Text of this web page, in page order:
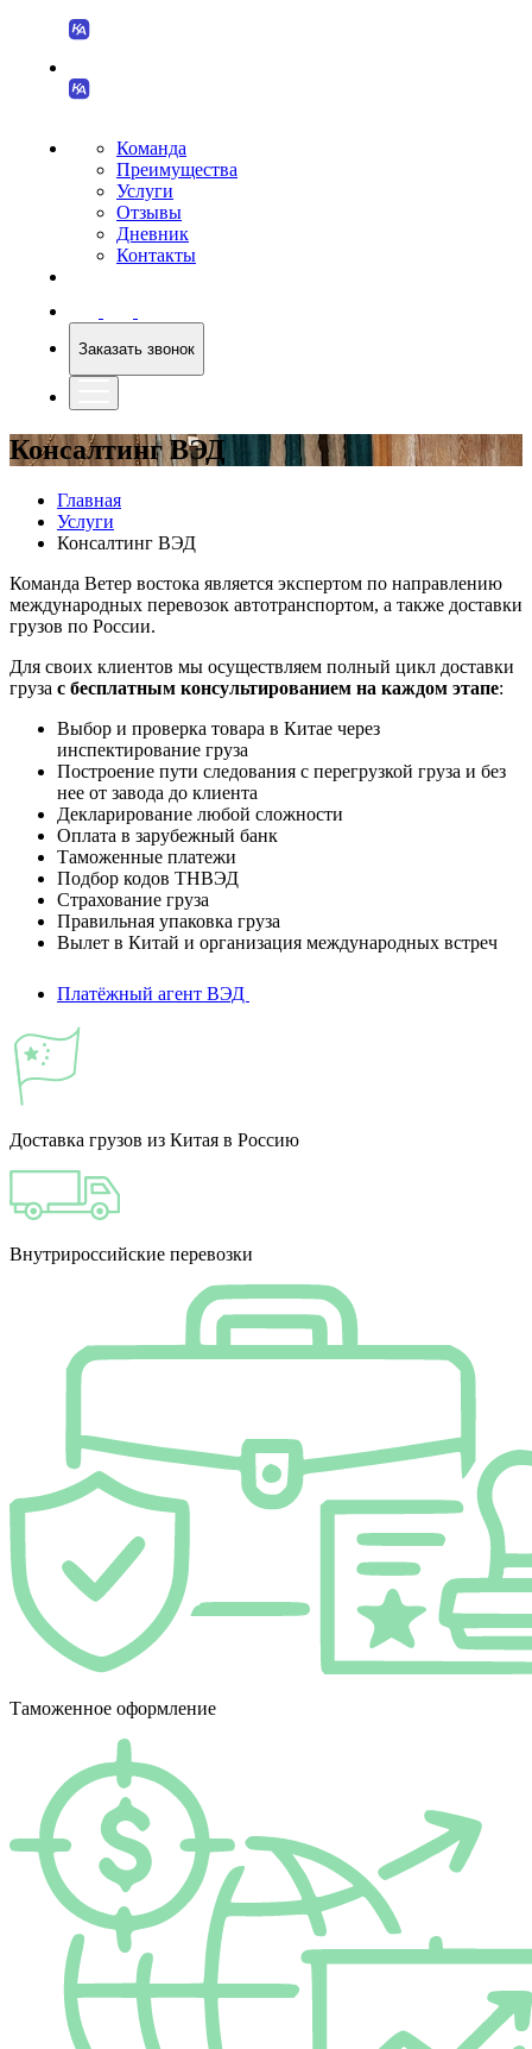
Команда
Преимущества
Услуги
Отзывы
Дневник
Контакты
Заказать звонок
Консалтинг ВЭД
Главная
Услуги
Консалтинг ВЭД
Команда Ветер востока является экспертом по направлению
международных перевозок автотранспортом, а также доставки
грузов по России.
Для своих клиентов мы осуществляем полный цикл доставки
груза с бесплатным консультированием на каждом этапе:
Выбор и проверка товара в Китае через
инспектирование груза
Построение пути следования с перегрузкой груза и без
нее от завода до клиента
Декларирование любой сложности
Оплата в зарубежный банк
Таможенные платежи
Подбор кодов ТНВЭД
Страхование груза
Правильная упаковка груза
Вылет в Китай и организация международных встреч
Платёжный агент ВЭД
Доставка грузов из Китая в Россию
Внутрироссийские перевозки
Таможенное оформление